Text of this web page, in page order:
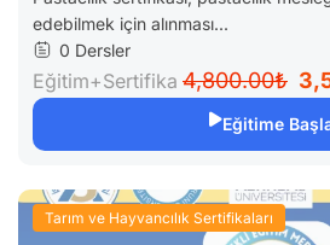
edebilmek için alınması...
0 Dersler
Eğitim+Sertifika 4,800.00₺
Eğitime
Tarım ve Hayvancılık Sertifikaları